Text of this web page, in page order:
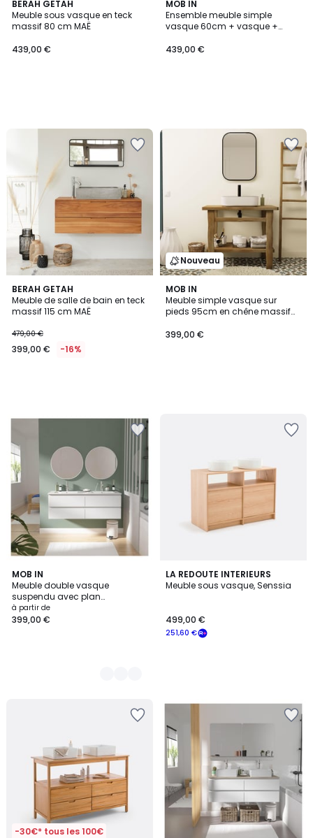
BERAH GETAH
Meuble sous vasque en teck
massif 80 cm MAË
439,00 €
MOB IN
Ensemble meuble simple
vasque 60cm + vasque +
439,00 €
BERAH GETAH
Meuble de salle de bain en teck
massif 115 cm MAË
479,00 €
399,00 € -16%
Nouveau
MOB IN
Meuble simple vasque sur
pieds 95cm en chêne massif
399,00 €
MOB IN
Meuble double vasque
suspendu avec plan
céramique 120cm SORRENTO
à partir de
399,00 €
5
Couleurs
LA REDOUTE INTERIEURS
Meuble sous vasque, Senssia
251,60 €
499,00 €
-30€* tous les 100€